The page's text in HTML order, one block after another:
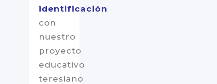
identificación
con
nuestro
proyecto
educativo
teresiano